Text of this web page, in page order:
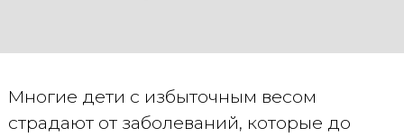
Многие дети с избыточным весом
страдают от заболеваний, которые до